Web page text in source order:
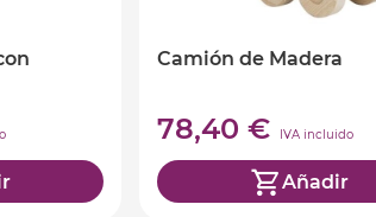
Camión de Madera
78,40 € IVA incluido
Añadir